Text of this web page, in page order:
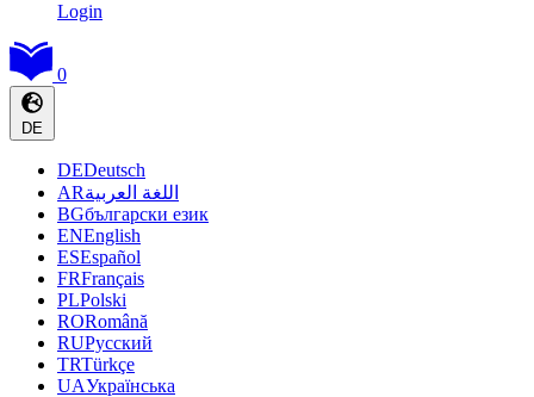
Login
0
DE
DEDeutsch
ARاللغة العربية
BGбългарски език
ENEnglish
ESEspañol
FRFrançais
PLPolski
RORomână
RUРусский
TRTürkçe
UAУкраїнська